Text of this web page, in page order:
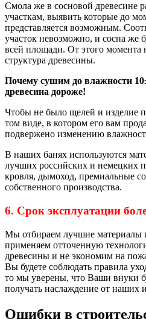
Смола же в сосновой древесине
участкам, выявить которые до
представляется возможным.
участок невозможно, и сосна же
всей площади. От этого момента
структура древесины.
Почему сушим до влажности
древесина дороже!
Чтобы не было щелей и изделие
том виде, в котором его вам
подвержено изменению
В наших банях используются
лучших российских и немецких
кровля, дымоход, премиальные
собственного производства.
6. Срок эксплуатации
Мы отбираем лучшие материалы
применяем отточенную
древесины и не экономим на
Вы будете соблюдать правила
то мы уверены, что Ваши внуки
получать наслаждение от наших
Ошибки в